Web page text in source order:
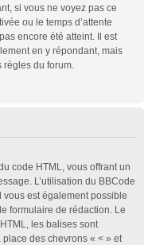
si vous ne voyez pas ce
ou le temps d’attente
encore été atteint. Il est
en y répondant, mais
règles du forum.
code HTML, vous offrant un
L’utilisation du BBCode
est également possible
formulaire de rédaction. Le
les balises sont
des chevrons « < » et